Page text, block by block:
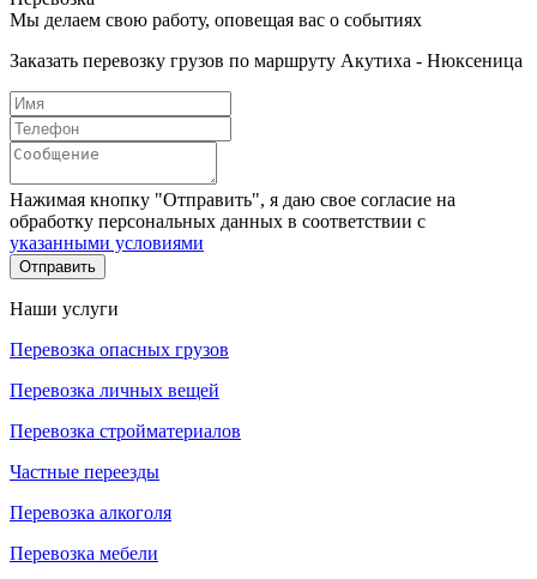
Мы делаем свою работу, оповещая вас о событиях
Заказать перевозку грузов по маршруту Акутиха - Нюксеница
Нажимая кнопку "Отправить", я даю свое согласие на
обработку персональных данных в соответствии с
указанными условиями
Отправить
Наши услуги
Перевозка опасных грузов
Перевозка личных вещей
Перевозка стройматериалов
Частные переезды
Перевозка алкоголя
Перевозка мебели